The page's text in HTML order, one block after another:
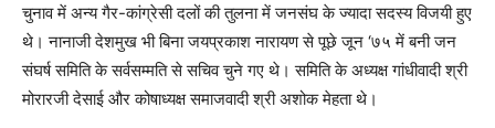
चुनाव में अन्य गैर-कांग्रेसी दलों की तुलना में जनसंघ के ज्यादा सदस्य विजयी हुए
थे। नानाजी देशमुख भी बिना जयप्रकाश नारायण से पूछे जून ‘७५ में बनी जन
संघर्ष समिति के सर्वसम्मति से सचिव चुने गए थे। समिति के अध्यक्ष गांधीवादी श्री
मोरारजी देसाई और कोषाध्यक्ष समाजवादी श्री अशोक मेहता थे।